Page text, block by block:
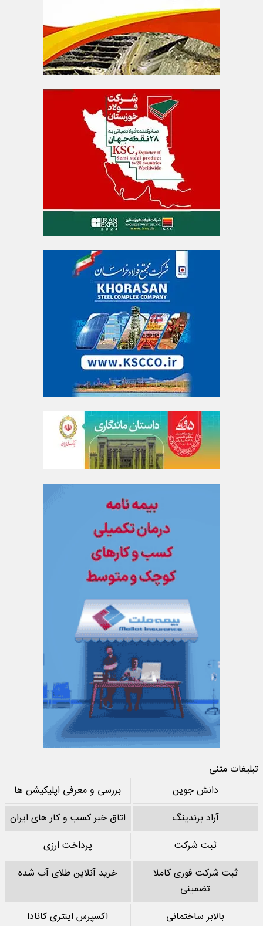
تبلیغات متنی
دانش جوین
بررسی و معرفی اپلیکیشن ها
آراد برندینگ
اتاق خبر کسب و کار های ایران
ثبت شرکت
پرداخت ارزی
ثبت شرکت فوری کاملا
تضمینی
خرید آنلاین طلای آب شده
بالابر ساختمانی اکسپرس اینتری کانادا